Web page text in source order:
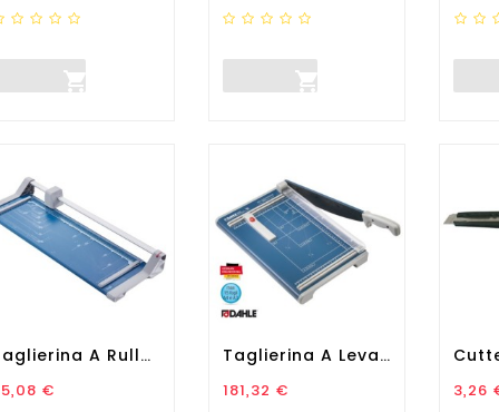
 
Taglierina A Rullo Hobby...
€
Taglierina A Leva 534 -...
Prezzo
181,32 € 3,26